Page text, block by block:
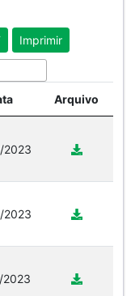
Imprimir
Arquivo
2023
2023
2023